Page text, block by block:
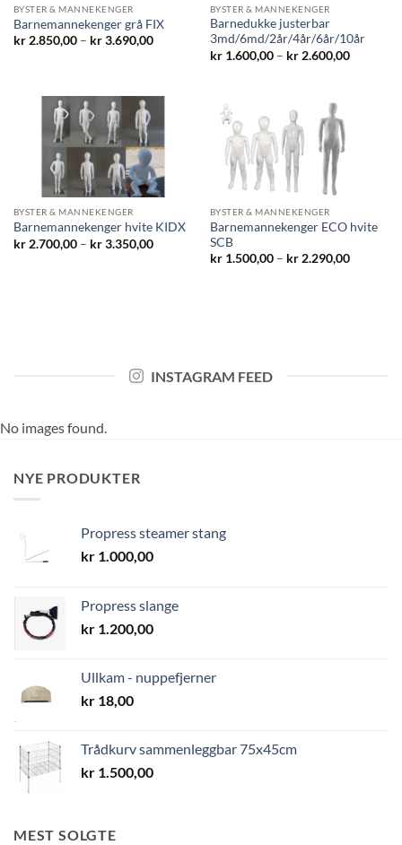
BYSTER & MANNEKENGER
Barnemannekenger grå FIX
kr2.850,00 – kr3.690,00Prisområde:
kr 2.850,00
BYSTER & MANNEKENGER
Barnedukke justerbar
3md/6md/2år/4år/6år/10år
kr1.600,00 – kr2.600,00
BYSTER & MANNEKENGER
Barnemannekenger hvite KIDX
kr2.700,00 – kr3.350,00Prisområde:
kr 2.700,00
BYSTER & MANNEKENGER
Barnemannekenger ECO hvite
SCB
kr1.500,00 – kr2.290,00
INSTAGRAM FEED
No images found.
NYE PRODUKTER
Propress steamer stang
kr 1.000,00
Propress slange
kr 1.200,00
Ullkam - nuppefjerner
kr 18,00
Trådkurv sammenleggbar 75x45cm
kr 1.500,00
MEST SOLGTE